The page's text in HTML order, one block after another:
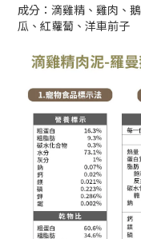
成分：滴雞精、雞肉、
瓜、紅蘿蔔、洋車前子